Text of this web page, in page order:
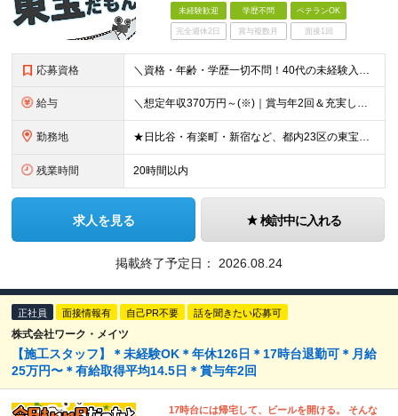
未経験歓迎 学歴不問 ベテランOK
完全週休2日 賞与複数月 面接1回
応募資格 ＼資格・年齢・学歴一切不問！40代の未経験入社実績多数！／ ◆未経験歓迎 ◆学歴・職歴・ブランクも一切不問です！ ━━━━━━━━━━━━━━━━━ ◎30代～50代を中心に幅広い年代が活躍中◎ 6
給与 ＼想定年収370万円～(※)｜賞与年2回＆充実した手当あり！／ ◆家族手当 ◆役付手当 ◆資格手当 ◆年末年始勤務手当 ◆宿直手当 ◆交通費支給（6ヶ月分の定期代を支給） ◆残業手当全額支給 ◆月給
勤務地 ★日比谷・有楽町・新宿など、都内23区の東宝グループが所有する施設・ビルへの配属です ★駅チカで通勤便利！ ※転居を伴う転勤はありません ▼ 配属先は、以下のいずれかです！ ▼ ＜日比谷・有楽町エリ
残業時間 20時間以内
求人を見る 検討中に入れる
掲載終了予定日： 2026.08.24
正社員 面接情報有 自己PR不要 話を聞きたい応募可
株式会社ワーク・メイツ
【施工スタッフ】＊未経験OK＊年休126日＊17時台退勤可＊月給
25万円〜＊有給取得平均14.5日＊賞与年2回
17時台には帰宅して、ビールを開ける。 そんな